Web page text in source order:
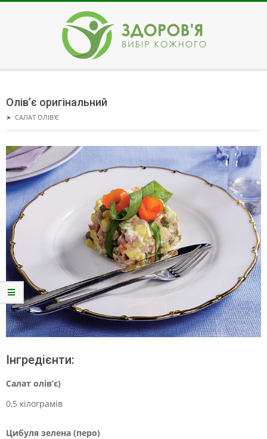
ЗДОРОВ'Я
Menu
Олів’є оригінальний
➤ САЛАТ ОЛІВ'Є
Інгредієнти:
Салат олів’є)
0,5 кілограмів
Цибуля зелена (перо)